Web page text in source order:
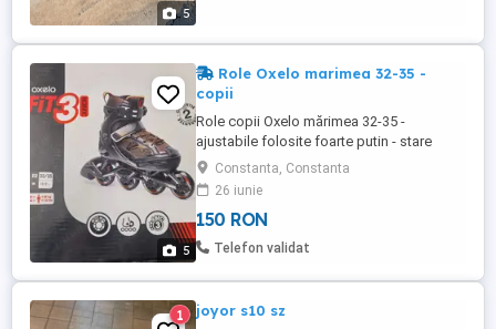
5
5
Role Oxelo marimea 32-35 -
copii
Role copii Oxelo mărimea 32-35 -
ajustabile folosite foarte putin - stare
foarte buna.
Constanta, Constanta
26 iunie
150 RON
Telefon validat
1 joyor s10 sz